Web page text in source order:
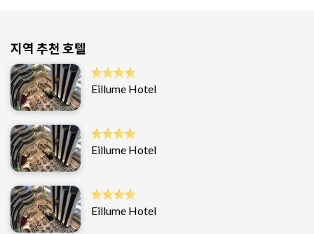
지역 추천 호텔
Eillume Hotel
Eillume Hotel
Eillume Hotel